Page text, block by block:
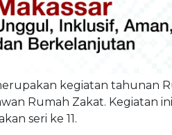
kegiatan tahunan
Rumah Zakat. Kegiatan
seri ke 11.